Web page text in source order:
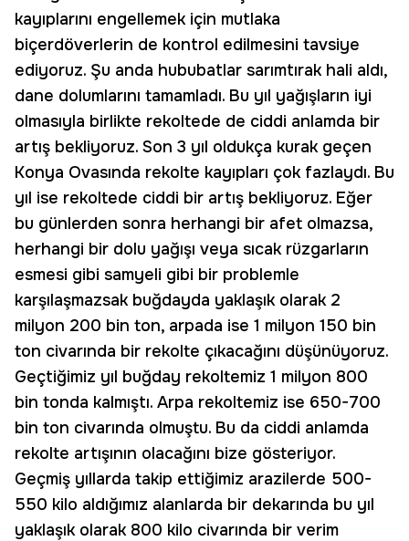
kayıplarını engellemek için mutlaka
biçerdöverlerin de kontrol edilmesini tavsiye
ediyoruz. Şu anda hububatlar sarımtırak hali aldı,
dane dolumlarını tamamladı. Bu yıl yağışların iyi
olmasıyla birlikte rekoltede de ciddi anlamda bir
artış bekliyoruz. Son 3 yıl oldukça kurak geçen
Konya Ovasında rekolte kayıpları çok fazlaydı. Bu
yıl ise rekoltede ciddi bir artış bekliyoruz. Eğer
bu günlerden sonra herhangi bir afet olmazsa,
herhangi bir dolu yağışı veya sıcak rüzgarların
esmesi gibi samyeli gibi bir problemle
karşılaşmazsak buğdayda yaklaşık olarak 2
milyon 200 bin ton, arpada ise 1 milyon 150 bin
ton civarında bir rekolte çıkacağını düşünüyoruz.
Geçtiğimiz yıl buğday rekoltemiz 1 milyon 800
bin tonda kalmıştı. Arpa rekoltemiz ise 650-700
bin ton civarında olmuştu. Bu da ciddi anlamda
rekolte artışının olacağını bize gösteriyor.
Geçmiş yıllarda takip ettiğimiz arazilerde 500-
550 kilo aldığımız alanlarda bir dekarında bu yıl
yaklaşık olarak 800 kilo civarında bir verim